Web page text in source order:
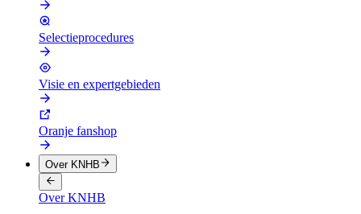
Selectieprocedures
Visie en expertgebieden
Oranje fanshop
Over KNHB
Over KNHB